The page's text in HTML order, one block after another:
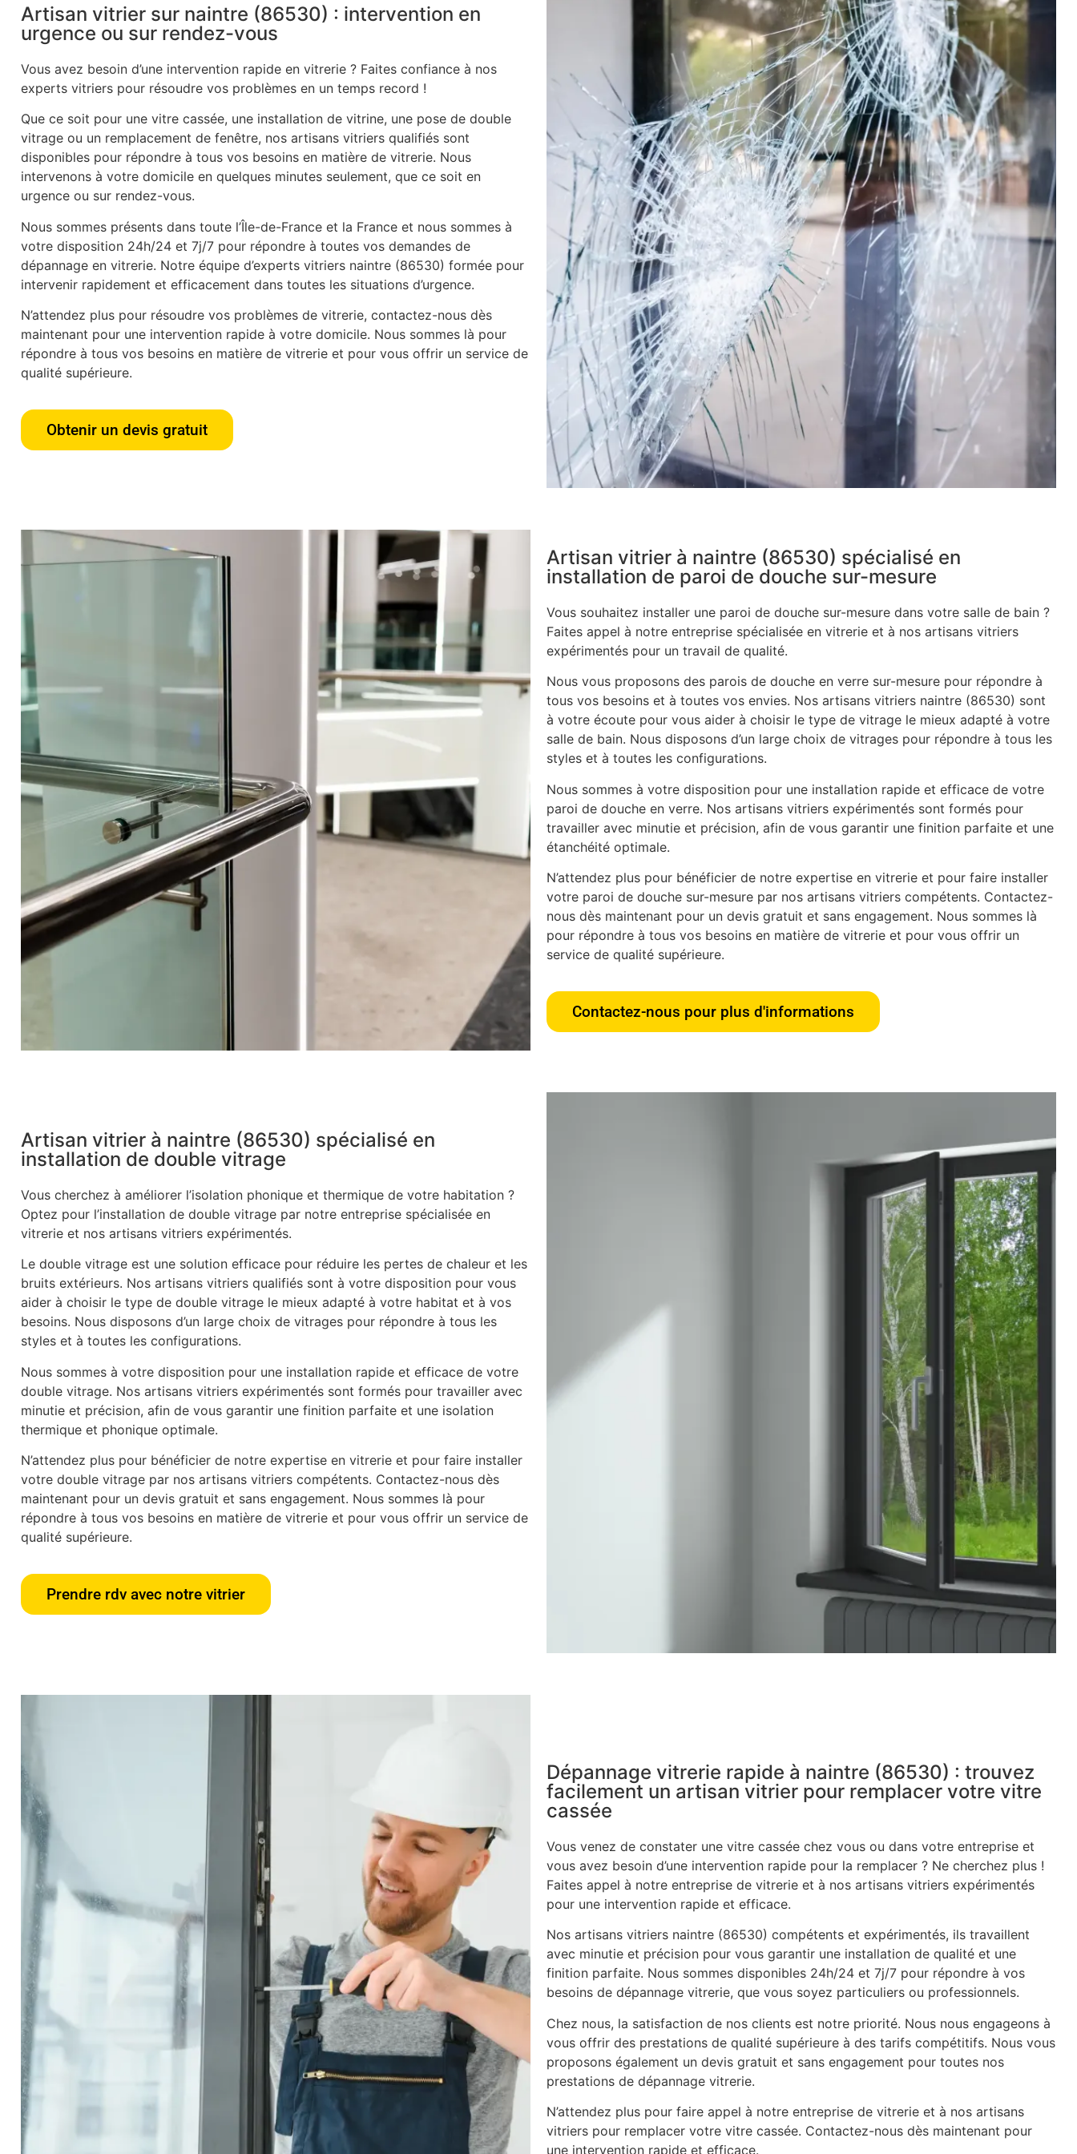
Artisan vitrier sur naintre (86530) : intervention en
urgence ou sur rendez-vous
Vous avez besoin d’une intervention rapide en vitrerie ? Faites confiance à nos
experts vitriers pour résoudre vos problèmes en un temps record !
Que ce soit pour une vitre cassée, une installation de vitrine, une pose de double
vitrage ou un remplacement de fenêtre, nos artisans vitriers qualifiés sont
disponibles pour répondre à tous vos besoins en matière de vitrerie. Nous
intervenons à votre domicile en quelques minutes seulement, que ce soit en
urgence ou sur rendez-vous.
Nous sommes présents dans toute l’Île-de-France et la France et nous sommes à
votre disposition 24h/24 et 7j/7 pour répondre à toutes vos demandes de
dépannage en vitrerie. Notre équipe d’experts vitriers naintre (86530) formée pour
intervenir rapidement et efficacement dans toutes les situations d’urgence.
N’attendez plus pour résoudre vos problèmes de vitrerie, contactez-nous dès
maintenant pour une intervention rapide à votre domicile. Nous sommes là pour
répondre à tous vos besoins en matière de vitrerie et pour vous offrir un service de
qualité supérieure.
Obtenir un devis gratuit
Artisan vitrier à naintre (86530) spécialisé en
installation de paroi de douche sur-mesure
Vous souhaitez installer une paroi de douche sur-mesure dans votre salle de bain ?
Faites appel à notre entreprise spécialisée en vitrerie et à nos artisans vitriers
expérimentés pour un travail de qualité.
Nous vous proposons des parois de douche en verre sur-mesure pour répondre à
tous vos besoins et à toutes vos envies. Nos artisans vitriers naintre (86530) sont
à votre écoute pour vous aider à choisir le type de vitrage le mieux adapté à votre
salle de bain. Nous disposons d’un large choix de vitrages pour répondre à tous les
styles et à toutes les configurations.
Nous sommes à votre disposition pour une installation rapide et efficace de votre
paroi de douche en verre. Nos artisans vitriers expérimentés sont formés pour
travailler avec minutie et précision, afin de vous garantir une finition parfaite et une
étanchéité optimale.
N’attendez plus pour bénéficier de notre expertise en vitrerie et pour faire installer
votre paroi de douche sur-mesure par nos artisans vitriers compétents. Contactez-
nous dès maintenant pour un devis gratuit et sans engagement. Nous sommes là
pour répondre à tous vos besoins en matière de vitrerie et pour vous offrir un
service de qualité supérieure.
Contactez-nous pour plus d'informations
Artisan vitrier à naintre (86530) spécialisé en
installation de double vitrage
Vous cherchez à améliorer l’isolation phonique et thermique de votre habitation ?
Optez pour l’installation de double vitrage par notre entreprise spécialisée en
vitrerie et nos artisans vitriers expérimentés.
Le double vitrage est une solution efficace pour réduire les pertes de chaleur et les
bruits extérieurs. Nos artisans vitriers qualifiés sont à votre disposition pour vous
aider à choisir le type de double vitrage le mieux adapté à votre habitat et à vos
besoins. Nous disposons d’un large choix de vitrages pour répondre à tous les
styles et à toutes les configurations.
Nous sommes à votre disposition pour une installation rapide et efficace de votre
double vitrage. Nos artisans vitriers expérimentés sont formés pour travailler avec
minutie et précision, afin de vous garantir une finition parfaite et une isolation
thermique et phonique optimale.
N’attendez plus pour bénéficier de notre expertise en vitrerie et pour faire installer
votre double vitrage par nos artisans vitriers compétents. Contactez-nous dès
maintenant pour un devis gratuit et sans engagement. Nous sommes là pour
répondre à tous vos besoins en matière de vitrerie et pour vous offrir un service de
qualité supérieure.
Prendre rdv avec notre vitrier
Dépannage vitrerie rapide à naintre (86530) : trouvez
facilement un artisan vitrier pour remplacer votre vitre
cassée
Vous venez de constater une vitre cassée chez vous ou dans votre entreprise et
vous avez besoin d’une intervention rapide pour la remplacer ? Ne cherchez plus !
Faites appel à notre entreprise de vitrerie et à nos artisans vitriers expérimentés
pour une intervention rapide et efficace.
Nos artisans vitriers naintre (86530) compétents et expérimentés, ils travaillent
avec minutie et précision pour vous garantir une installation de qualité et une
finition parfaite. Nous sommes disponibles 24h/24 et 7j/7 pour répondre à vos
besoins de dépannage vitrerie, que vous soyez particuliers ou professionnels.
Chez nous, la satisfaction de nos clients est notre priorité. Nous nous engageons à
vous offrir des prestations de qualité supérieure à des tarifs compétitifs. Nous vous
proposons également un devis gratuit et sans engagement pour toutes nos
prestations de dépannage vitrerie.
N’attendez plus pour faire appel à notre entreprise de vitrerie et à nos artisans
vitriers pour remplacer votre vitre cassée. Contactez-nous dès maintenant pour
une intervention rapide et efficace.